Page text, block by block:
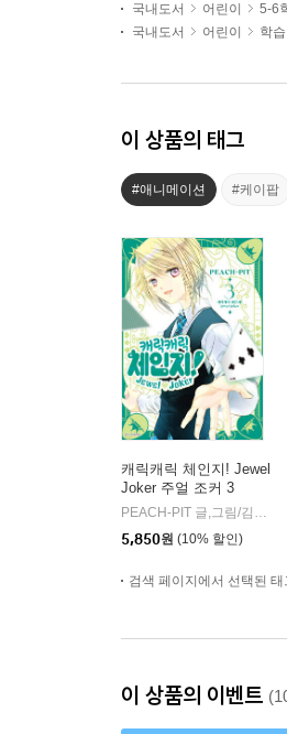
국내도서
어린이 5-6
국내도서
어린이 학
이 상품의 태그
#애니메이션 #케이팝
캐릭캐릭 체인지! Jewel
Joker 주얼 조커 3
PEACH-PIT 글,그림/김수연 역
5,850원 (10% 할인)
검색 페이지에서 선택된
이 상품의 이벤트